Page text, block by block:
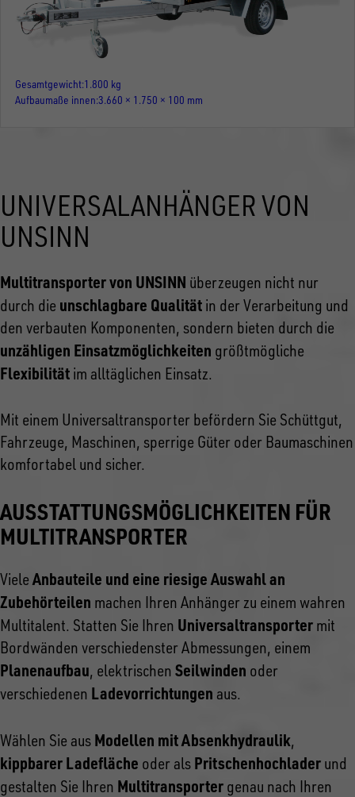
Gesamtgewicht 1.800 kg
Aufbaumaße innen 3.660 × 1.750 × 100 mm
UNIVERSALANHÄNGER VON
UNSINN
Multitransporter von UNSINN überzeugen nicht nur
durch die unschlagbare Qualität in der Verarbeitung und
den verbauten Komponenten, sondern bieten durch die
unzähligen Einsatzmöglichkeiten größtmögliche
Flexibilität im alltäglichen Einsatz.
Mit einem Universaltransporter befördern Sie Schüttgut,
Fahrzeuge, Maschinen, sperrige Güter oder Baumaschinen
komfortabel und sicher.
AUSSTATTUNGSMÖGLICHKEITEN FÜR
MULTITRANSPORTER
Viele Anbauteile und eine riesige Auswahl an
Zubehörteilen machen Ihren Anhänger zu einem wahren
Multitalent. Statten Sie Ihren Universaltransporter mit
Bordwänden verschiedenster Abmessungen, einem
Planenaufbau, elektrischen Seilwinden oder
verschiedenen Ladevorrichtungen aus.
Wählen Sie aus Modellen mit Absenkhydraulik,
kippbarer Ladefläche oder als Pritschenhochlader und
gestalten Sie Ihren Multitransporter genau nach Ihren